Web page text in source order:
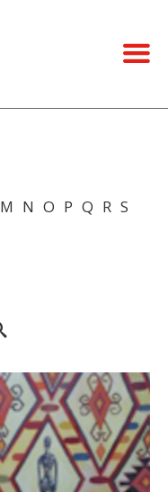
M N O P Q R S